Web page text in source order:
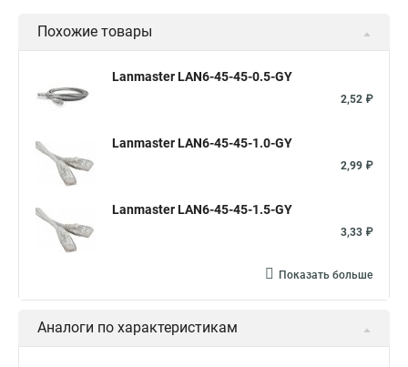
Похожие товары
Lanmaster LAN6-45-45-0.5-GY
2,52 ₽
Lanmaster LAN6-45-45-1.0-GY
2,99 ₽
Lanmaster LAN6-45-45-1.5-GY
3,33 ₽
Показать больше
Аналоги по характеристикам